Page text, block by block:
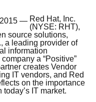
— Red Hat, Inc.
(NYSE: RHT),
source solutions,
a leading provider of
information
a “Positive”
creates Vendor
IT vendors, and Red
on the importance
IT market.